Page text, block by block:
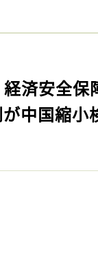
経済安全
中国縮小
入りに
ンが必